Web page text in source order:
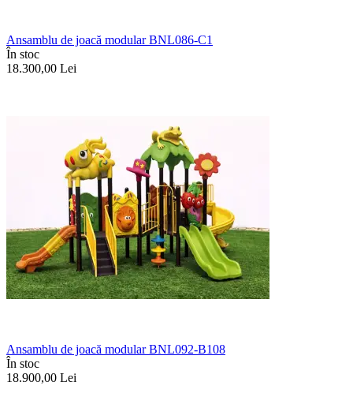
Ansamblu de joacă modular BNL086-C1
În stoc
18.300,00 Lei
Ansamblu de joacă modular BNL092-B108
În stoc
18.900,00 Lei